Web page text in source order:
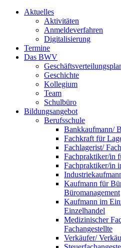
Aktuelles
Aktivitäten
Anmeldeverfahren
Digitalisierung
Termine
Das BWV
Geschichte
Kollegium
Team
Schulbüro
Bildungsangebot
Berufsschule
Bankkaufmann/
Fachkraft für
Fachlagerist/
Fachpraktiker/in
Fachpraktiker/in
Kaufmann für
Büromanagement
Kaufmann im
Einzelhandel
Medizinischer
Fachangestellte
Verkäufer/